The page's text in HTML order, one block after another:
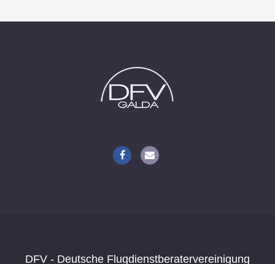
DFV - Deutsche Flugdienstberatervereinigung